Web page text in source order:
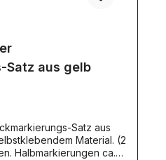
Satz aus gelb
Satz aus
Material. (2
Halbmarkierungen ca.